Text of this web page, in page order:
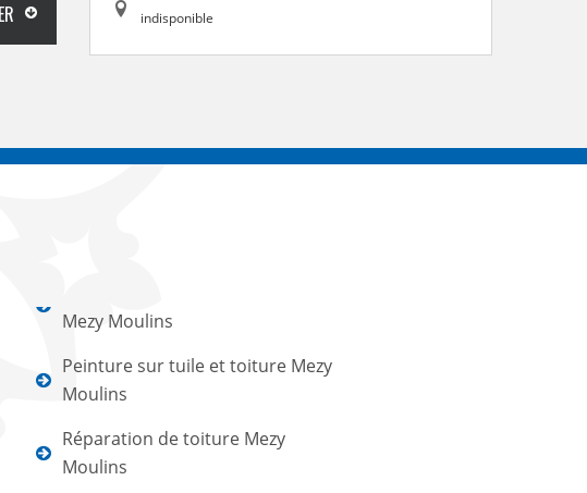
indisponible
Mezy Moulins
Peinture sur tuile et toiture Mezy
Moulins
Réparation de toiture Mezy
Moulins